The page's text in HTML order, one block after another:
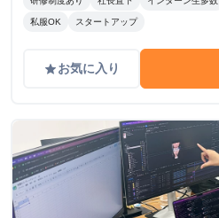
私服OK スタートアップ
gradeお気に入り